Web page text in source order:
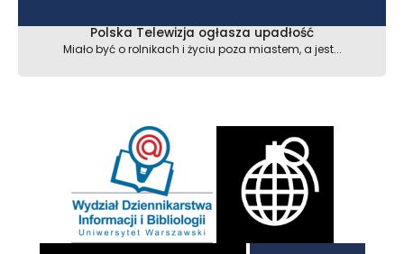
Polska Telewizja ogłasza upadłość
Miało być o rolnikach i życiu poza miastem, a jest...